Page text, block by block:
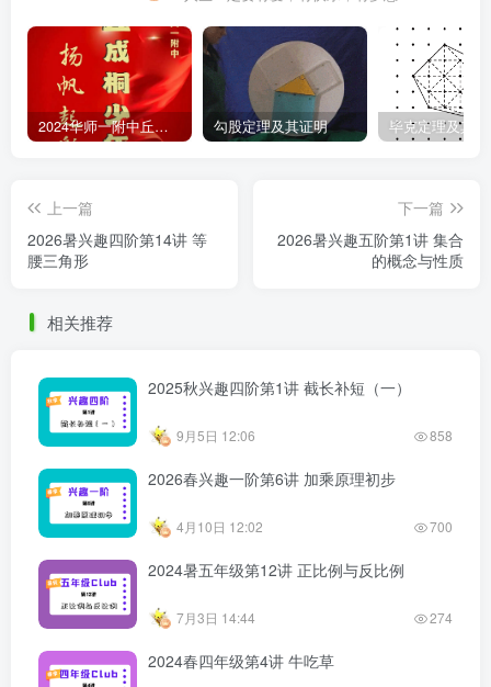
2024华师一附中丘班游园考试真题 勾股定理及其证明 毕克定理及其
上一篇
2026暑兴趣四阶第14讲 等
腰三角形
下一篇
2026暑兴趣五阶第1讲 集合
的概念与性质
相关推荐
2025秋兴趣四阶第1讲 截长补短（一）
9月5日 12:06 858
2026春兴趣一阶第6讲 加乘原理初步
4月10日 12:02 700
2024暑五年级第12讲 正比例与反比例
7月3日 14:44 274
2024春四年级第4讲 牛吃草